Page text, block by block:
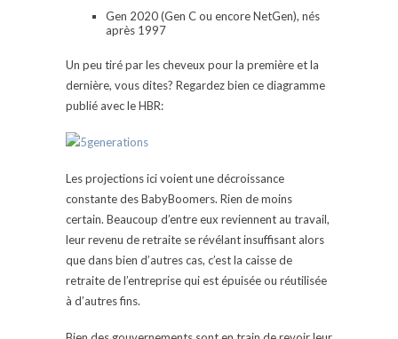
Gen 2020 (Gen C ou encore NetGen), nés
après 1997
Un peu tiré par les cheveux pour la première et la
dernière, vous dites? Regardez bien ce diagramme
publié avec le HBR:
Les projections ici voient une décroissance
constante des BabyBoomers. Rien de moins
certain. Beaucoup d’entre eux reviennent au travail,
leur revenu de retraite se révélant insuffisant alors
que dans bien d’autres cas, c’est la caisse de
retraite de l’entreprise qui est épuisée ou réutilisée
à d’autres fins.